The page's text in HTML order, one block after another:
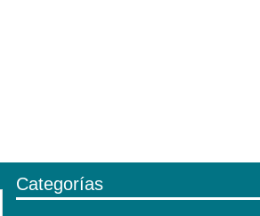
Categorías